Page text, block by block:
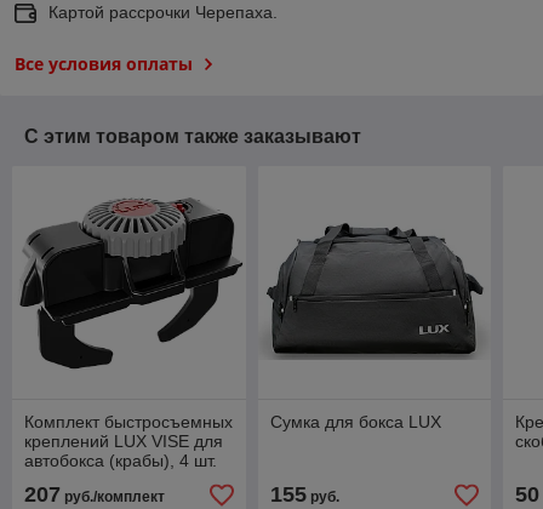
Картой рассрочки Черепаха.
Все условия оплаты
С этим товаром также заказывают
Комплект быстросъемных
креплений LUX VISE для
автобокса (крабы), 4 шт.
207 руб./комплект
Сумка для бокса LUX
155руб. 50